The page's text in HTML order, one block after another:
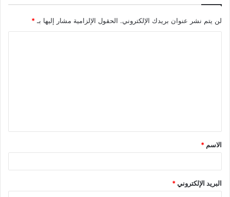
لن يتم نشر عنوان بريدك الإلكتروني. الحقول الإلزامية مشار إليها بـ*
ق
*
الاسم *
البريد الإلكتروني*